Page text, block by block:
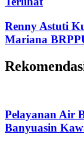
Renny Astuti
Mariana
Pelayanan Air
Banyuasin